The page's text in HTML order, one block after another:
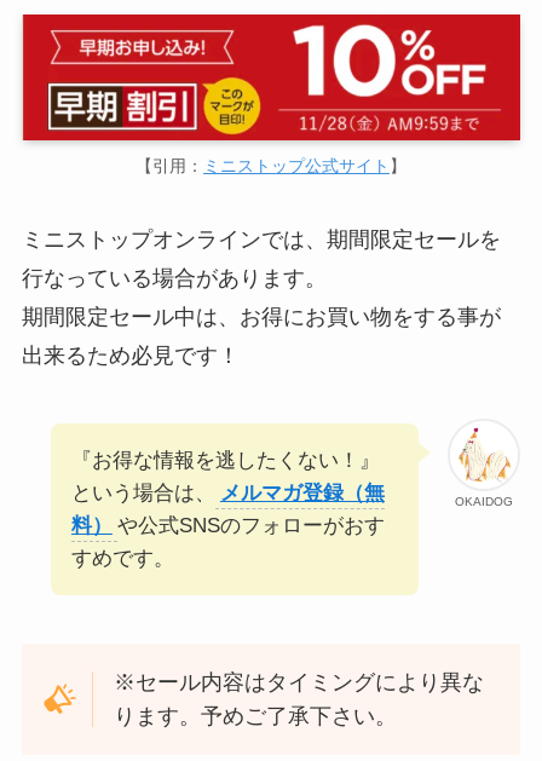
【引用： ミニストップ公式サイト 】
ミニストップオンラインでは、期間限定セールを
行なっている場合があります。
期間限定セール中は、お得にお買い物をする事が
出来るため必見です！
OKAIDOG
『お得な情報を逃したくない！』
という場合は、
メルマガ登録（無
料）
や公式SNSのフォローがおす
すめです。
※セール内容はタイミングにより異な
ります。予めご了承下さい。